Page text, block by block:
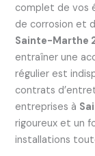
complet de vos
de corrosion et
Sainte-Marthe
entraîner une
régulier est
contrats
entreprises à
rigoureux et un
installations